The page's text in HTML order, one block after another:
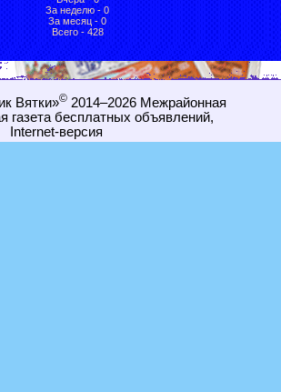
За неделю - 0
За месяц - 0
Всего - 428
Вятки»©2014–2026 Межрайонная
газета бесплатных объявлений,
Internet-версия